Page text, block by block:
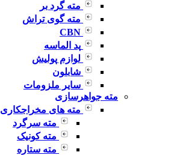
مته گرد بر
مته گوی تراش
CBN
پد الماسه
لوازم پولیش
شابلون
سایر ملزومات
مته جواهرسازی
مته های مخراجکاری
مته سرگرد
مته کونیک
مته ستاره